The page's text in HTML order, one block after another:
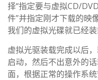
择“指定要与虚拟CD/
件”并指定刚才下载的映
我们的虚拟光碟就已经装
虚拟光驱装载完成以后
启动，然后不出意外的
面，根据正常的操作系